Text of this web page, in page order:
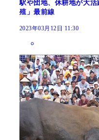
駅や団地、休耕地が大
殖」最前線
2023年03月12日 11:30